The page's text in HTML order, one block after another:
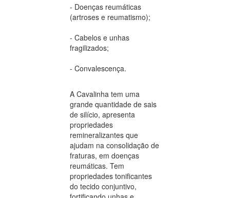
- Doenças reumáticas
(artroses e reumatismo);
- Cabelos e unhas
fragilizados;
- Convalescença.
A Cavalinha tem uma
grande quantidade de sais
de silício, apresenta
propriedades
remineralizantes que
ajudam na consolidação de
fraturas, em doenças
reumáticas. Tem
propriedades tonificantes
do tecido conjuntivo,